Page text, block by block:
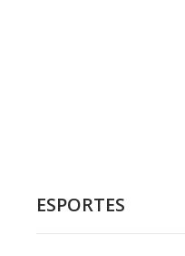
ESPORTES